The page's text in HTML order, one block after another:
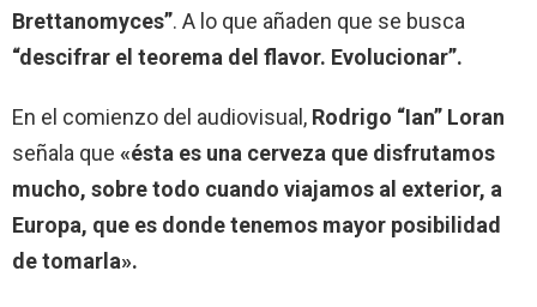
Brettanomyces”. A lo que añaden que se busca
“descifrar el teorema del flavor. Evolucionar”.
En el comienzo del audiovisual, Rodrigo “Ian” Loran
señala que «ésta es una cerveza que disfrutamos
mucho, sobre todo cuando viajamos al exterior, a
Europa, que es donde tenemos mayor posibilidad
de tomarla».